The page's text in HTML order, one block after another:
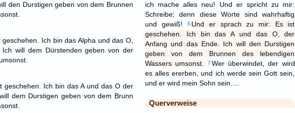
den Durstigen geben von dem Brunnen
Ich bin das Alpha und das O,
will dem Dürstenden geben von der
geschehen. Ich bin das A und das O der
dem Durstigen geben von dem Brunn
ich mache alles neu! Und er spricht zu mir:
Schreibe; denn diese Worte sind wahrhaftig
und gewiß!
6 Und er sprach zu mir: Es ist
geschehen. Ich bin das A und das O, der
Anfang und das Ende. Ich will den Durstigen
geben von dem Brunnen des lebendigen
Wassers umsonst.
7Wer überwindet, der wird
es alles ererben, und ich werde sein Gott sein,
und er wird mein Sohn sein.…
Querverweise